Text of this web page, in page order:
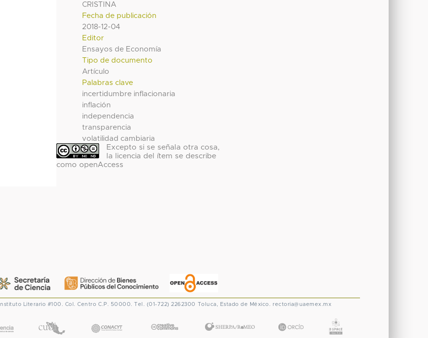
CRISTINA
Fecha de publicación
2018-12-04
Editor
Ensayos de Economía
Tipo de documento
Artículo
Palabras clave
incertidumbre inflacionaria
inflación
independencia
transparencia
volatilidad cambiaria
Excepto si se señala otra cosa,
la licencia del ítem se describe
como openAccess
Instituto Literario #100. Col. Centro C.P. 50000. Tel. (01-722) 2262300 Toluca, Estado de México. rectoria@uaemex.mx